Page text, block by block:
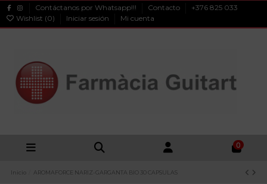
Contáctanos por Whatsapp!!! Contacto
+376 825 033
Wishlist (0) Iniciar sesión Mi cuenta
0
Inicio AROMAFORCE NARIZ-GARGANTA BIO 30 CAPSULAS